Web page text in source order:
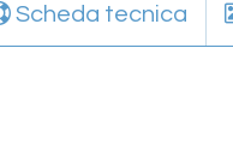
Scheda tecnica